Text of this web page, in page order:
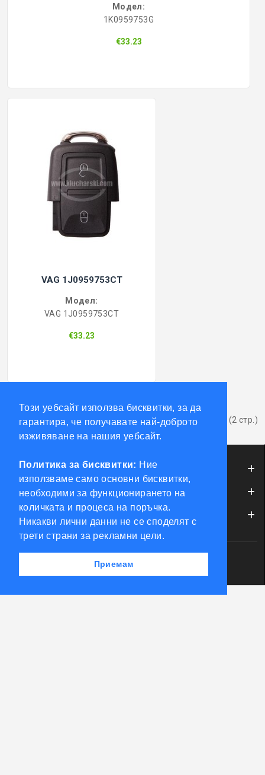
Този уебсайт използва бисквитки, за да
гарантира, че получавате най-доброто
изживяване на нашия уебсайт.
Политика за бисквитки: Ние
използваме само основни бисквитки,
необходими за функционирането на
количката и процеса на поръчка.
Никакви лични данни не се споделят с
трети страни за рекламни цели.
Приемам
Модел:
1K0959753G
€33.23
VAG 1J0959753CT
Модел:
VAG 1J0959753CT
€33.23
1 > >|
Показва от 1 до 12 от 22 (2 стр.)
ИНФОРМАЦИЯ
ОБСЛУЖВАНЕ НА КЛИЕНТИ
МОЯТ ПРОФИЛ
КЛЮЧАРСКИ СКЛАД КЛЮЧКО © 2026